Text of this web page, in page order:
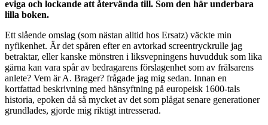
eviga och lockande att återvända till. Som den här underbara
lilla boken.
Ett slående omslag (som nästan alltid hos Ersatz) väckte min
nyfikenhet. Är det spåren efter en avtorkad screentryckrulle jag
betraktar, eller kanske mönstren i liksvepningens huvudduk som lika
gärna kan vara spår av bedragarens förslagenhet som av frälsarens
anlete? Vem är A. Brager? frågade jag mig sedan. Innan en
kortfattad beskrivning med hänsyftning på europeisk 1600-tals
historia, epoken då så mycket av det som plågat senare generationer
grundlades, gjorde mig riktigt intresserad.